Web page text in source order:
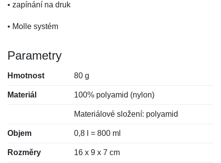
• zapínání na druk
• Molle systém
Parametry
Hmotnost 80 g
Materiál 100% polyamid (nylon)
Materiálové složení: polyamid
Objem 0,8 l = 800 ml
Rozměry 16 x 9 x 7 cm